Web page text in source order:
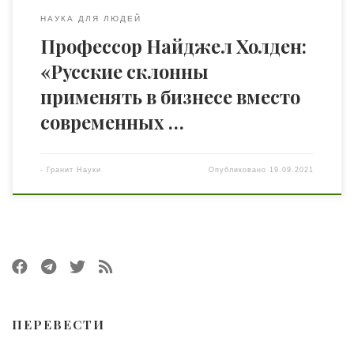
НАУКА ДЛЯ ЛЮДЕЙ
Профессор Найджел Холден:
«Русские склонны
применять в бизнесе вместо
современных …
- Гранит Науки Опубликовано 19.09.2021
ПЕРЕВЕСТИ